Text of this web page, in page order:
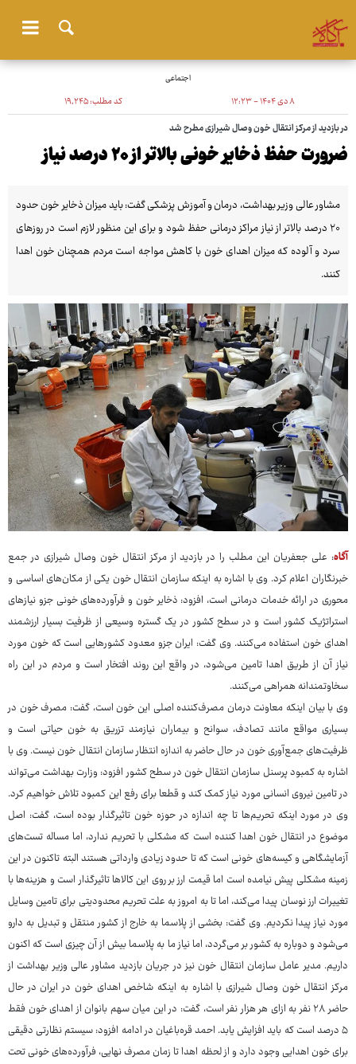
اجتماعی
۸ دی ۱۴۰۴ - ۱۲:۲۳ کد مطلب:۱۹٬۲۴۵
در بازدید از مرکز انتقال خون وصال شیرازی مطرح شد
ضرورت حفظ ذخایر خونی بالاتر از ۲۰ درصد نیاز
مشاور عالی وزیر بهداشت، درمان و آموزش پزشکی گفت: باید میزان ذخایر خون حدود
۲۰ درصد بالاتر از نیاز مراکز درمانی حفظ شود و برای این منظور لازم است در روزهای
سرد و آلوده که میزان اهدای خون با کاهش مواجه است مردم همچنان خون اهدا
کنند.
آگاه: علی جعفریان این مطلب را در بازدید از مرکز انتقال خون وصال شیرازی در جمع
خبرنگاران اعلام کرد. وی با اشاره به اینکه سازمان انتقال خون یکی از مکان‌های اساسی و
محوری در ارائه خدمات درمانی است، افزود: ذخایر خون و فرآورده‌های خونی جزو نیازهای
استراتژیک کشور است و در سطح کشور در یک گستره وسیعی از ظرفیت بسیار ارزشمند
اهدای خون استفاده می‌کنند. وی گفت: ایران جزو معدود کشورهایی است که خون مورد
نیاز آن از طریق اهدا تامین می‌شود، در واقع این روند افتخار است و مردم در این راه
سخاوتمندانه همراهی می‌کنند.
وی با بیان اینکه معاونت درمان مصرف‌کننده اصلی این خون‌ است، گفت: مصرف خون در
بسیاری مواقع مانند تصادف، سوانح و بیماران نیازمند تزریق به خون حیاتی است و
ظرفیت‌های جمع‌آوری خون در حال حاضر به اندازه‌ انتظار سازمان انتقال خون نیست. وی با
اشاره به کمبود پرسنل سازمان انتقال خون در سطح کشور افزود: وزارت بهداشت می‌تواند
در تامین نیروی انسانی مورد نیاز کمک کند و قطعا برای رفع این کمبود تلاش خواهیم کرد.
وی در مورد اینکه تحریم‌ها تا چه اندازه در حوزه خون تاثیرگذار بوده است، گفت: اصل
موضوع در انتقال خون اهدا کننده است که مشکلی با تحریم ندارد، اما مساله تست‌های
آزمایشگاهی و کیسه‌های خونی است که تا حدود زیادی وارداتی هستند البته تاکنون در این
زمینه مشکلی پیش نیامده است اما قیمت ارز بر روی این کالاها تاثیرگذار است و هزینه‌ها با
تغییرات ارز نوسان پیدا می‌کند، اما تا به امروز به علت تحریم محدودیتی برای تامین وسایل
مورد نیاز پیدا نکردیم. وی گفت: بخشی از پلاسما به خارج از کشور منتقل و تبدیل به دارو
می‌شود و دوباره به کشور بر می‌گردد، اما نیاز ما به پلاسما بیش از آن چیزی است که اکنون
داریم. مدیر عامل سازمان انتقال خون نیز در جریان بازدید مشاور عالی وزیر بهداشت از
مرکز انتقال خون وصال شیرازی با اشاره به اینکه شاخص اهدای خون در ایران در حال
حاضر ۲۸ نفر به ازای هر هزار نفر است، گفت: در این میان سهم بانوان از اهدای خون فقط
۵ درصد است که باید افزایش یابد. احمد قره‌باغیان در ادامه افزود: سیستم نظارتی دقیقی
برای خون اهدایی وجود دارد و از لحظه اهدا تا زمان مصرف نهایی، فرآورده‌های خونی تحت